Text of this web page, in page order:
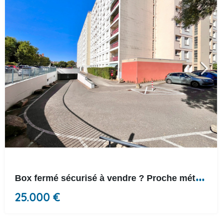
B
ox fermé sécurisé à vendre ? Proche métro Cuire
25.000 €